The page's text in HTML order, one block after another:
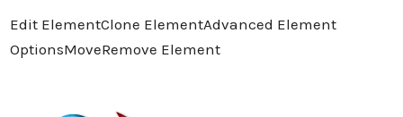
Edit ElementClone ElementAdvanced Element
OptionsMoveRemove Element